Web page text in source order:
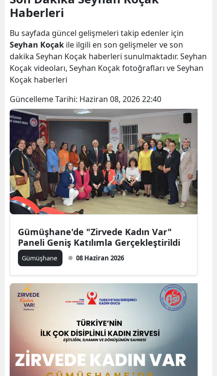
Bingöl
Bitlis
Bolu
Bursa
Çanakkale
Çankırı
Çorum
Denizli
Diyarbakır
Edirne
Elazığ
Gaziantep
Giresun
Gümüşhane
Haberleri
Bu sayfada güncel gelişmeleri takip edenler için
Seyhan Koçak ile ilgili en son gelişmeler ve son
dakika Seyhan Koçak haberleri sunulmaktadır. Seyhan
Koçak videoları, Seyhan Koçak fotoğrafları ve Seyhan
Koçak haberleri
Güncelleme Tarihi: Haziran 08, 2026 22:40
Gümüşhane'de "Zirvede Kadın Var"
Paneli Geniş Katılımla Gerçekleştirildi
Gümüşhane 08 Haziran 2026